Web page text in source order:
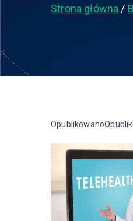
Strona główna
Opublikowano